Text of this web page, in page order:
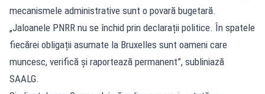
mecanismele administrative sunt o povară bugetară.
„Jaloanele PNRR nu se închid prin declarații politice. În spatele
fiecărei obligații asumate la Bruxelles sunt oameni care
muncesc, verifică și raportează permanent”, subliniază
SAALG.